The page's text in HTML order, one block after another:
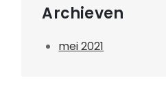
Archieven
mei 2021